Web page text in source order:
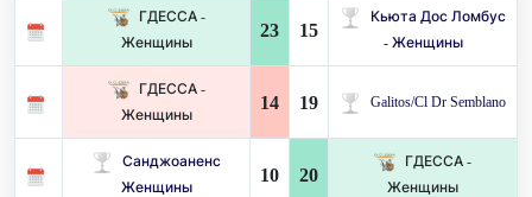
ГДЕССА -
Женщины
23 15
Кьюта Дос Ломбус
- Женщины
ГДЕССА -
Женщины
14 19 Galitos/Cl Dr Semblano
Санджоаненс
Женщины
10 20
ГДЕССА -
Женщины